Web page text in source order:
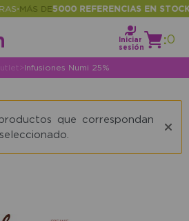
•MÁS DE5000 REFERENCIAS EN STOCK •
Iniciar
sesión
:0
>Infusiones Numi 25%
que correspondan